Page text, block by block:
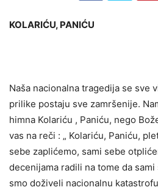
KOLARIĆU, PANIĆU
Naša nacionalna tragedija se sve
prilike postaju sve zamršenije.
himna Kolariću , Paniću, nego
vas na reči : „ Kolariću, Paniću,
sebe zaplićemo, sami sebe
decenijama radili na tome da
smo doživeli nacionalnu